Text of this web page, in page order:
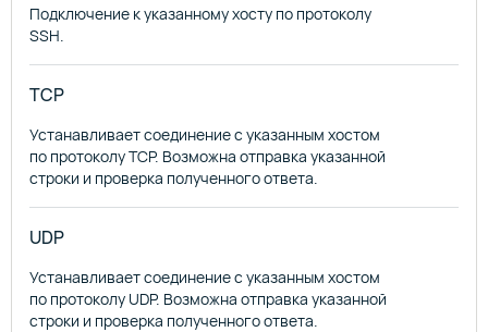
Подключение к указанному хосту по протоколу
SSH.
TCP
Устанавливает соединение с указанным хостом
по протоколу TCP. Возможна отправка указанной
строки и проверка полученного ответа.
UDP
Устанавливает соединение с указанным хостом
по протоколу UDP. Возможна отправка указанной
строки и проверка полученного ответа.